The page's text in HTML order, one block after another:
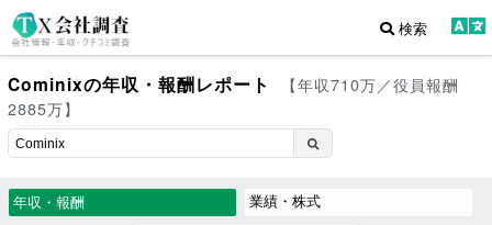
検索
Cominixの年収・報酬レポート
【年収710万／役員報酬
2885万】
年収・報酬
業績・株式